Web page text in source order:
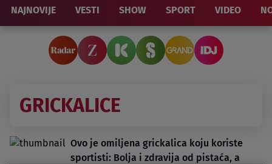
NAJNOVIJE VESTI SHOW SPORT VIDEO
GRICKALICE
Ovo je omiljena grickalica koju koriste
sportisti: Bolja i zdravija od pistaća, a